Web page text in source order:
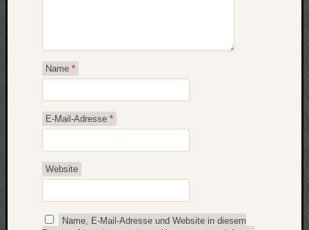
Name *
E-Mail-Adresse *
Website
Name, E-Mail-Adresse und Website in diesem